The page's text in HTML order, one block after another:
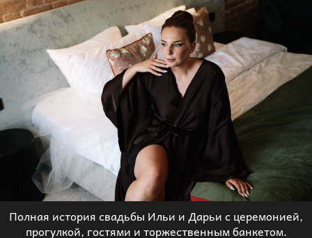
Полная история свадьбы Ильи и Дарьи с церемонией,
прогулкой, гостями и торжественным банкетом.